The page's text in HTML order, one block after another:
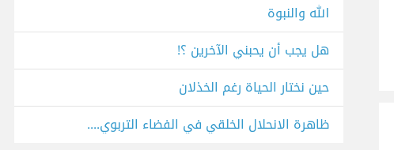
الله والنبوة
هل يجب أن يحبني الآخرين ؟!
حين نختار الحياة رغم الخذلان
ظاهرة الانحلال الخلقي في الفضاء التربوي....